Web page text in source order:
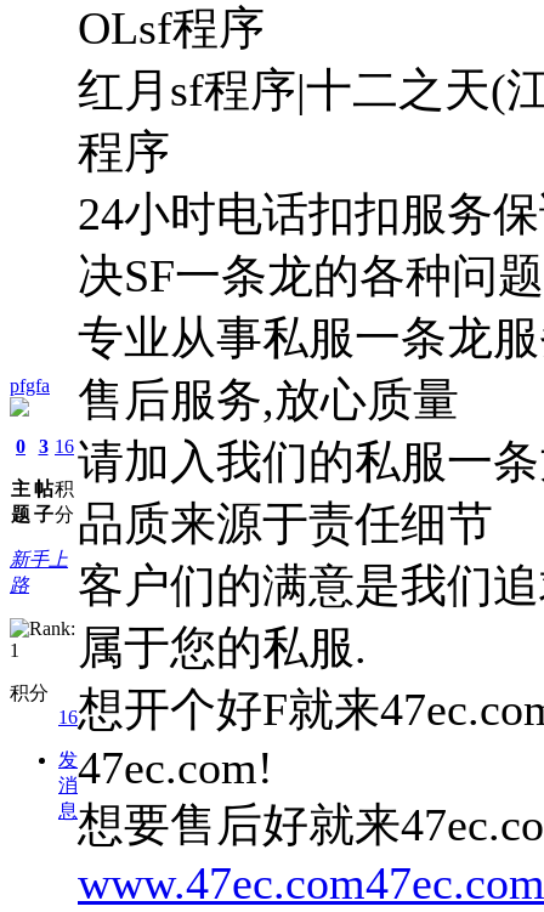
pfgfa
0
主
题
3
帖
子
16
积
分
新手上
路
积分
16
发
消
息
OLsf程序
红月sf程序|十二之天(
程序
24小时电话扣扣服务
决SF一条龙的各种问题
专业从事私服一条龙
售后服务,放心质量
请加入我们的私服一
品质来源于责任细节
客户们的满意是我们
属于您的私服.
想开个好F就来
47ec.com!
想要售后好就来
www.47ec.com47ec.com